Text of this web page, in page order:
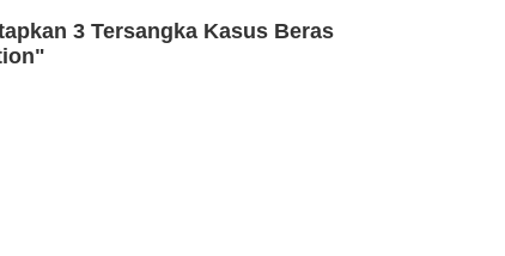
3 Tersangka Kasus Beras